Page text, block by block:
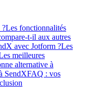
?Les fonctionnalités
t-il aux autres
avec Jotform ?Les
meilleures
alternative à
SendXFAQ : vos